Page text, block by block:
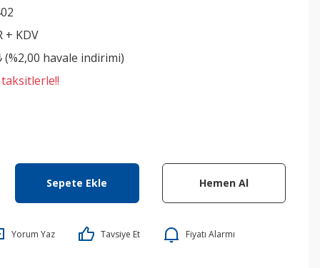
+ KDV
(%2,00 havale indirimi)
Sepete Ekle Hemen Al
Yorum Yaz Tavsiye Et Fiyatı Alarmı